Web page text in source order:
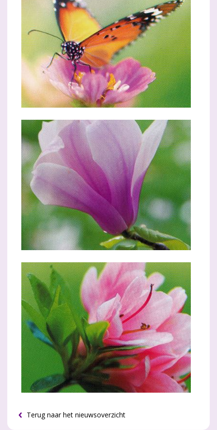
Terug naar het nieuwsoverzicht